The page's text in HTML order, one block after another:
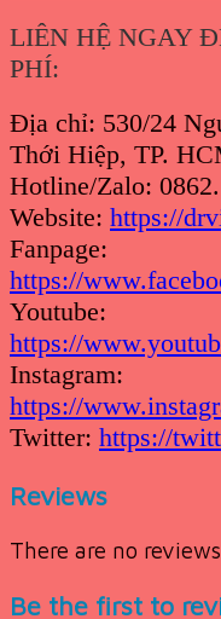
LIÊN HỆ NGAY
PHÍ:
Địa chỉ: 530/24
Thới Hiệp, TP.
Hotline/Zalo:
Website: https://
Fanpage:
https://
Youtube:
https://
Instagram:
https://
Twitter: https://
Reviews
There are no
Be the first to